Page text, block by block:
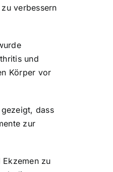
verbessern
und
Körper vor
dass
zur
zu